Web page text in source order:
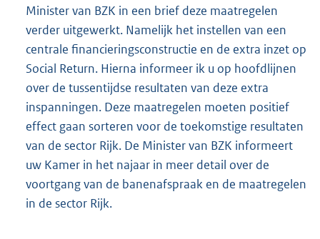
Minister van BZK in een brief deze maatregelen
verder uitgewerkt. Namelijk het instellen van een
centrale financieringsconstructie en de extra inzet op
Social Return. Hierna informeer ik u op hoofdlijnen
over de tussentijdse resultaten van deze extra
inspanningen. Deze maatregelen moeten positief
effect gaan sorteren voor de toekomstige resultaten
van de sector Rijk. De Minister van BZK informeert
uw Kamer in het najaar in meer detail over de
voortgang van de banenafspraak en de maatregelen
in de sector Rijk.